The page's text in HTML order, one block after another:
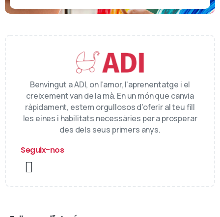
Benvingut a ADI, on l'amor, l'aprenentatge i el
creixement van de la mà. En un món que canvia
ràpidament, estem orgullosos d'oferir al teu fill
les eines i habilitats necessàries per a prosperar
des dels seus primers anys.
Seguix-nos